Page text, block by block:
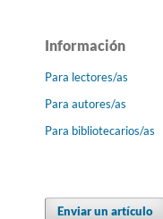
Información
Para lectores/as
Para autores/as
Para bibliotecarios/as
Enviar un artículo